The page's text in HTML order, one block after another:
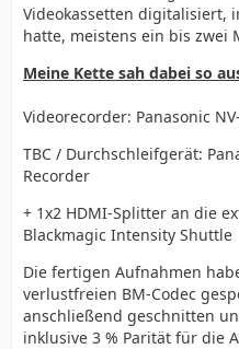
Videokassetten digitalisiert,
hatte, meistens ein bis zwei
Meine Kette sah dabei so
Videorecorder: Panasonic
TBC / Durchschleifgerät:
Recorder
+ 1x2 HDMI-Splitter an die
Blackmagic Intensity Shuttle
Die fertigen Aufnahmen
verlustfreien BM-Codec
anschließend geschnitten
inklusive 3 % Parität für die